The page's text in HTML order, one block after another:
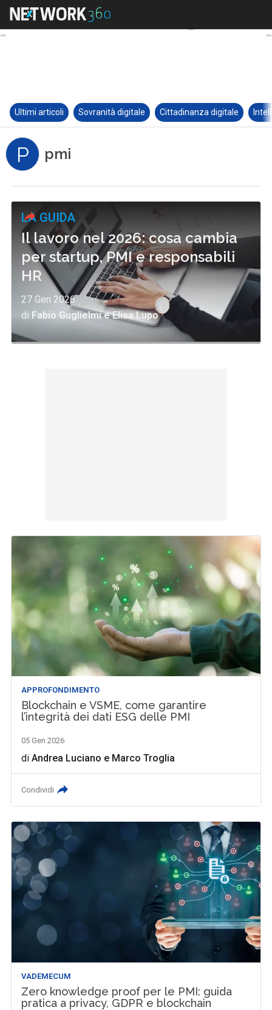
Ultimi articoli Sovranità digitale Cittadinanza digitale
P pmi
LA GUIDA
Il lavoro nel 2026: cosa cambia
per startup, PMI e responsabili
HR
27 Gen 2026
di Fabio Guglielmi e Elisa Lupo
APPROFONDIMENTO
Blockchain e VSME, come garantire
l’integrità dei dati ESG delle PMI
05 Gen 2026
diAndrea Luciano e Marco Troglia
Condividi
VADEMECUM
Zero knowledge proof per le PMI: guida
pratica a privacy, GDPR e blockchain